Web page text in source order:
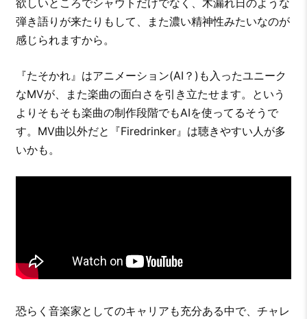
欲しいところでシャウトだけでなく、木漏れ日のような
弾き語りが来たりもして、また濃い精神性みたいなのが
感じられますから。
『たそかれ』はアニメーション(AI？)も入ったユニーク
なMVが、また楽曲の面白さを引き立たせます。という
よりそもそも楽曲の制作段階でもAIを使ってるそうで
す。MV曲以外だと『Firedrinker』は聴きやすい人が多
いかも。
恐らく音楽家としてのキャリアも充分ある中で、チャレ